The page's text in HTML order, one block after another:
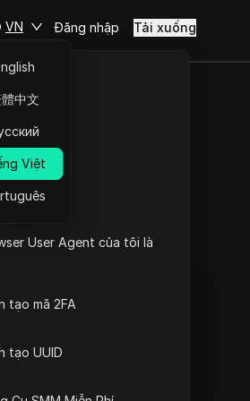
User Agent của tôi là
tạo mã 2FA
tạo UUID
VN
中文
Việt
Đăng nhập Tải xuống
hỏi về trang này
hỏi về trang này